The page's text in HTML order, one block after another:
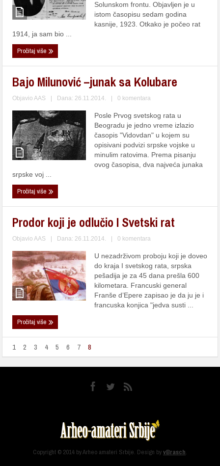
Solunskom frontu. Objavljen je u
istom časopisu sedam godina
kasnije, 1923. Otkako je počeo rat
1914, ja sam bio ...
Pročitaj više
Bajo Milunović –junak sa Kolubare
ObjavioAAS Dana: 26.11.2014. 0 komentara
Posle Prvog svetskog rata u
Beogradu je jedno vreme izlazio
časopis "Vidovdan" u kojem su
opisivani podvizi srpske vojske u
minulim ratovima. Prema pisanju
ovog časopisa, dva najveća junaka
srpske voj ...
Pročitaj više
Prodor koji je odlučio I Svetski rat
ObjavioAAS Dana: 26.11.2014. 0 komentara
U nezadrživom proboju koji je doveo
do kraja I svetskog rata, srpska
pešadija je za 45 dana prešla 600
kilometara. Francuski general
Franše d’Epere zapisao je da ju je i
francuska konjica "jedva susti ...
Pročitaj više
1 2 3 4 5 6 7 8
Copyright © 2014 by Arheo amateri Srbije. Design byvBrasch.